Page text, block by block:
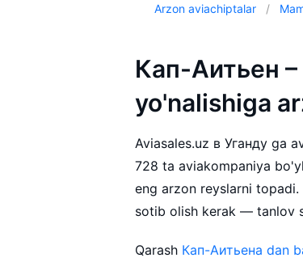
Arzon aviachiptalar
Кап-Аитьен –
yo'nalishiga
Aviasales.uz в Уганду ga
728 ta aviakompaniya
eng arzon reyslarni
sotib olish kerak — tanlov
Qarash Кап-Аитьена dan